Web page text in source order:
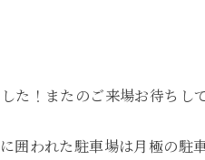
た！またのご来場お待ちし
囲われた駐車場は月極の駐